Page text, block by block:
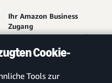
Cookie-
Tools zur
Ihr Amazon Business
Zugang
Kostenloses Konto erstellen
Bei bestehendem Konto
anmelden